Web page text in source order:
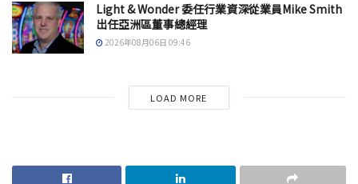
Light & Wonder 委任行業資深從業員Mike Smith
出任亞洲區董事總經理
2026年08月06日 09:46
LOAD MORE